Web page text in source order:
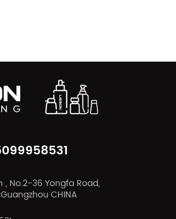
, No.2-36 Yongfa Road,
CHINA